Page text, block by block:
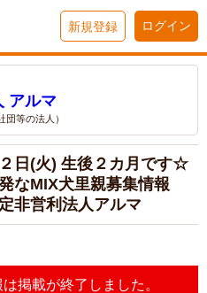
新規登録 ログイン
アルマ
団等の法人）
２日(火) 生後２カ月です☆
なMIX犬里親募集情報
非営利法人アルマ
掲載が終了しました。